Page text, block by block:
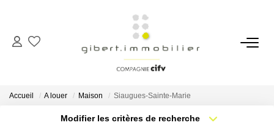
ACHETER
Maisons
Accueil A louer Maison Siaugues-Sainte-Marie
Modifier les critères de recherche